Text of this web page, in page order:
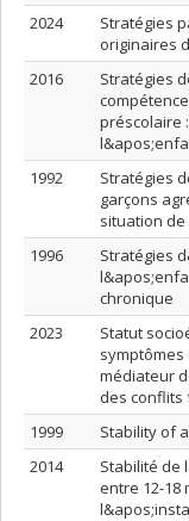
2024
Stratégies
originaires
2016
Stratégies
préscolaire
1992
Stratégies
garçons
situation
1996
Stratégies
chronique
2023
Statut
symptômes
médiateur
des conflits
1999
Stability of
2014
Stabilité de
entre 12-18